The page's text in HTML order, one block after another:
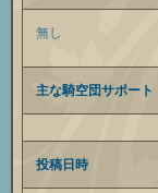
無し
主な騎空団サポート
投稿日時